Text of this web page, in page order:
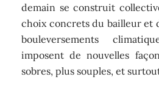
demain se construit
choix concrets du bailleur et
bouleversements
imposent de nouvelles
sobres, plus souples, et